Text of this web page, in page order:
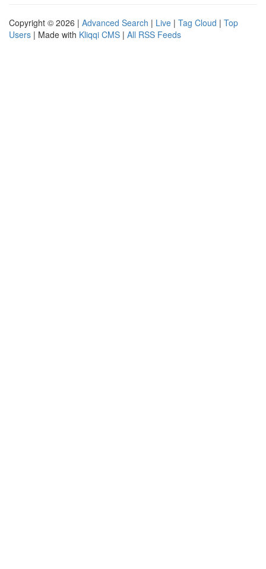
Copyright © 2026 | Advanced Search | Live | Tag Cloud | Top
Users | Made with Kliqqi CMS | All RSS Feeds